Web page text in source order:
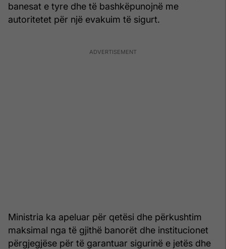
banesat e tyre dhe të bashkëpunojnë me
autoritetet për një evakuim të sigurt.
Ministria ka apeluar për qetësi dhe përkushtim
maksimal nga të gjithë banorët dhe institucionet
përgjegjëse për të garantuar sigurinë e jetës dhe